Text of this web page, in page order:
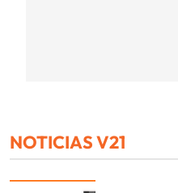
NOTICIAS V21